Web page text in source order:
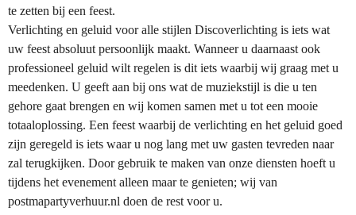
te zetten bij een feest.
Verlichting en geluid voor alle stijlen Discoverlichting is iets wat
uw feest absoluut persoonlijk maakt. Wanneer u daarnaast ook
professioneel geluid wilt regelen is dit iets waarbij wij graag met u
meedenken. U geeft aan bij ons wat de muziekstijl is die u ten
gehore gaat brengen en wij komen samen met u tot een mooie
totaaloplossing. Een feest waarbij de verlichting en het geluid goed
zijn geregeld is iets waar u nog lang met uw gasten tevreden naar
zal terugkijken. Door gebruik te maken van onze diensten hoeft u
tijdens het evenement alleen maar te genieten; wij van
postmapartyverhuur.nl doen de rest voor u.